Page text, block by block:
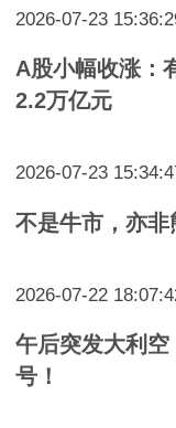
2026-07-23
A股小幅收涨：
2.2万亿元
2026-07-23
不是牛市，亦非
2026-07-22
午后突发大利
号！